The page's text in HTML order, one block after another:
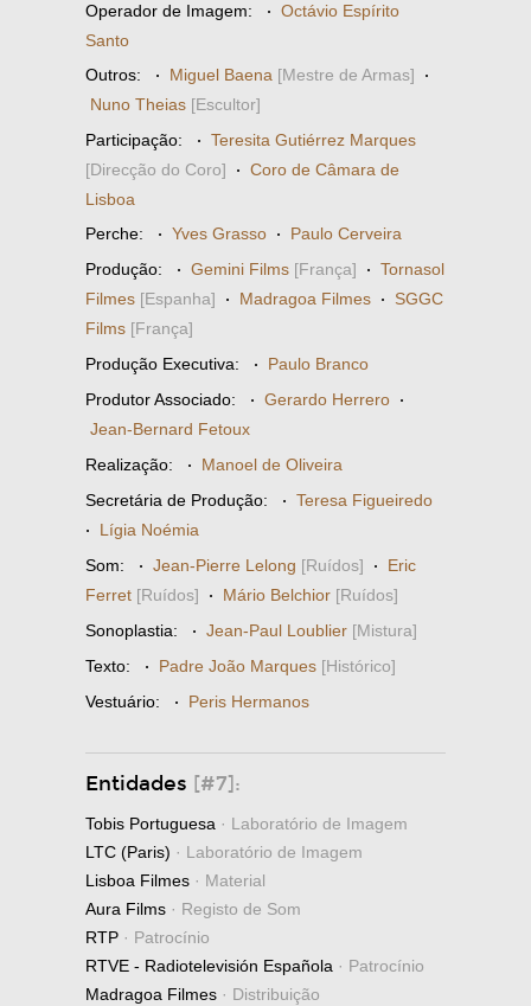
Operador de Imagem: · Octávio Espírito
Santo
Outros: · Miguel Baena [Mestre de Armas] ·
Nuno Theias [Escultor]
Participação: · Teresita Gutiérrez Marques
[Direcção do Coro] · Coro de Câmara de
Lisboa
Perche: · Yves Grasso · Paulo Cerveira
Produção: · Gemini Films [França] · Tornasol
Filmes [Espanha] · Madragoa Filmes · SGGC
Films [França]
Produção Executiva: · Paulo Branco
Produtor Associado: · Gerardo Herrero ·
Jean-Bernard Fetoux
Realização: · Manoel de Oliveira
Secretária de Produção: · Teresa Figueiredo
· Lígia Noémia
Som: · Jean-Pierre Lelong [Ruídos] · Eric
Ferret [Ruídos] · Mário Belchior [Ruídos]
Sonoplastia: · Jean-Paul Loublier [Mistura]
Texto: · Padre João Marques [Histórico]
Vestuário: · Peris Hermanos
Entidades [#7]:
Tobis Portuguesa · Laboratório de Imagem
LTC (Paris) · Laboratório de Imagem
Lisboa Filmes · Material
Aura Films · Registo de Som
RTP · Patrocínio
RTVE - Radiotelevisión Española · Patrocínio
Madragoa Filmes · Distribuição